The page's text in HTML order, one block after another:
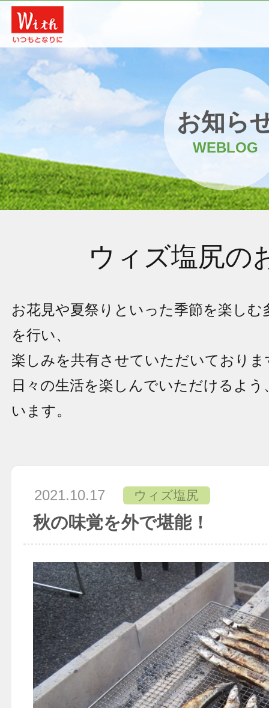
お知ら
WEBLOG
ウィズ塩尻の
お花見や夏祭りといった季節を楽し
を行い、
楽しみを共有させていただいておりま
日々の生活を楽しんでいただけるよ
います。
2021.10.17 ウィズ塩尻
秋の味覚を外で堪能！